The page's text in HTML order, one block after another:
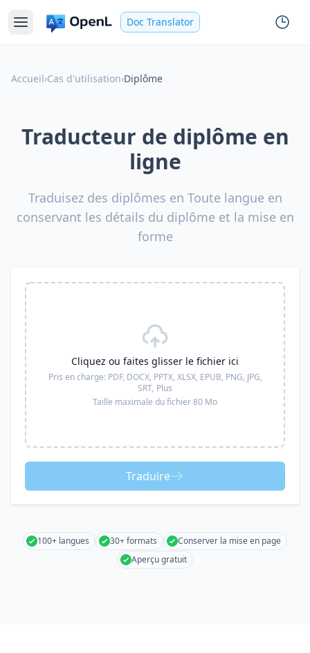
Doc Translator
Accueil›Cas d'utilisation›Diplôme
Traducteur de diplôme en
ligne
Traduisez des diplômes en Toute langue en
conservant les détails du diplôme et la mise en
forme
Cliquez ou faites glisser le fichier ici
Pris en charge: PDF, DOCX, PPTX, XLSX, EPUB, PNG, JPG,
SRT, Plus
Taille maximale du fichier 80 Mo
Traduire
100+ langues 30+ formats
Conserver la mise en page
Aperçu gratuit